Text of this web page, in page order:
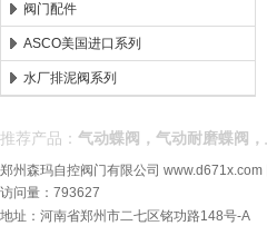
阀门配件
ASCO美国进口系列
水厂排泥阀系列
推荐产品： 气动蝶阀，气动耐磨蝶阀
郑州森玛自控阀门有限公司 www.d671x.com
访问量：793627
地址：河南省郑州市二七区铭功路148号-A